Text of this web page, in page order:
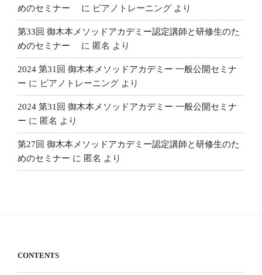
めのセミナー
に ピアノトレーニング より
第33回 御木本メソッドアカデミー認定講師と研修生のた
めのセミナー
に 匿名 より
2024 第31回 御木本メソッドアカデミー 一般公開セミナ
ー に ピアノトレーニング より
2024 第31回 御木本メソッドアカデミー 一般公開セミナ
ー に 匿名 より
第27回 御木本メソッドアカデミー認定講師と研修生のた
めのセミナー に 匿名 より
CONTENTS